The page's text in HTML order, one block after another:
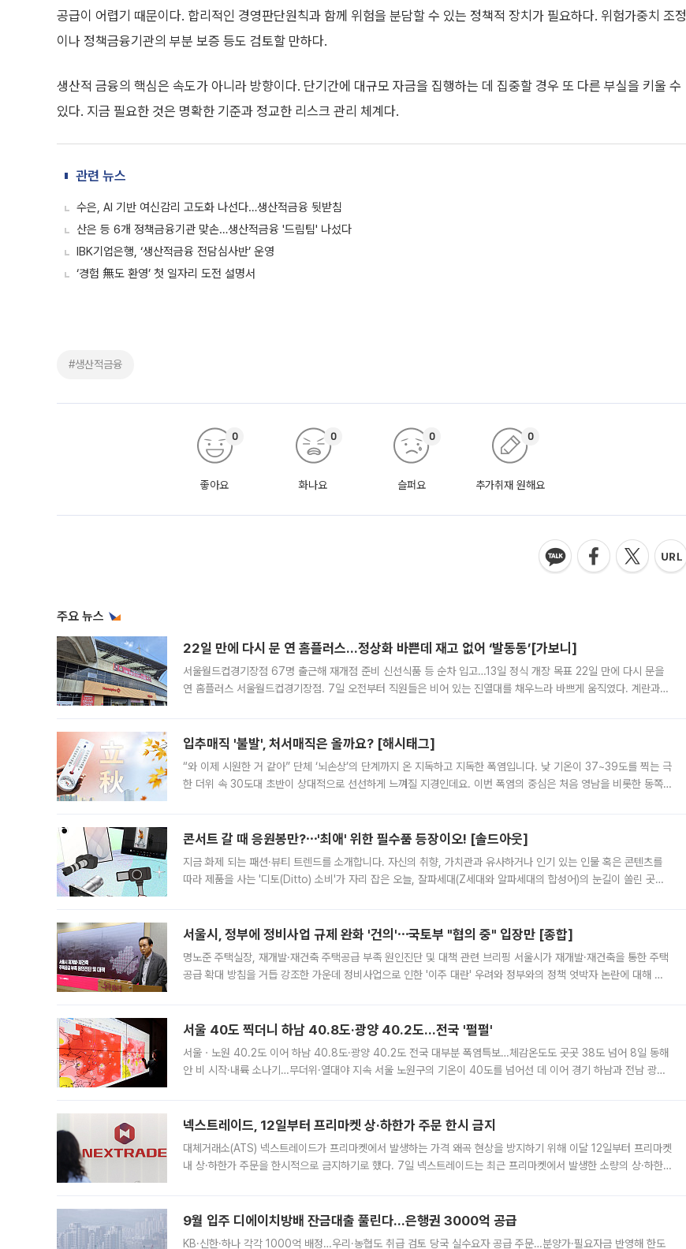
공급이 어렵기 때문이다. 합리적인 경영판단원칙과 함께 위험을 분담할 수 있는 정책적 장치가 필요하다. 위험가중치 조정
이나 정책금융기관의 부분 보증 등도 검토할 만하다.
생산적 금융의 핵심은 속도가 아니라 방향이다. 단기간에 대규모 자금을 집행하는 데 집중할 경우 또 다른 부실을 키울 수
있다. 지금 필요한 것은 명확한 기준과 정교한 리스크 관리 체계다.
관련 뉴스
수은, AI 기반 여신감리 고도화 나선다…생산적금융 뒷받침
산은 등 6개 정책금융기관 맞손…생산적금융 '드림팀' 나섰다
IBK기업은행, ‘생산적금융 전담심사반’ 운영
‘경험 無도 환영’ 첫 일자리 도전 설명서
#생산적금융
좋아요
0
화나요
0
슬퍼요
0
추가취재 원해요
0
주요 뉴스
22일 만에 다시 문 연 홈플러스…정상화 바쁜데 재고 없어 ‘발동동’[가보니]
서울월드컵경기장점 67명 출근해 재개점 준비 신선식품 등 순차 입고…13일 정식 개장 목표 22일 만에 다시 문을
연 홈플러스 서울월드컵경기장점. 7일 오전부터 직원들은 비어 있는 진열대를 채우느라 바쁘게 움직였다. 계란과
입추매직 '불발', 처서매직은 올까요? [해시태그]
“와 이제 시원한 거 같아” 단체 ‘뇌손상’의 단계까지 온 지독하고 지독한 폭염입니다. 낮 기온이 37~39도를 찍는 극
한 더위 속 30도대 초반이 상대적으로 선선하게 느껴질 지경인데요. 이번 폭염의 중심은 처음 영남을 비롯한 동쪽
콘서트 갈 때 응원봉만?⋯'최애' 위한 필수품 등장이오! [솔드아웃]
지금 화제 되는 패션·뷰티 트렌드를 소개합니다. 자신의 취향, 가치관과 유사하거나 인기 있는 인물 혹은 콘텐츠를
따라 제품을 사는 '디토(Ditto) 소비'가 자리 잡은 오늘, 잘파세대(Z세대와 알파세대의 합성어)의 눈길이 쏠린 곳은
서울시, 정부에 정비사업 규제 완화 '건의'⋯국토부 "협의 중" 입장만 [종합]
명노준 주택실장, 재개발·재건축 주택공급 부족 원인진단 및 대책 관련 브리핑 서울시가 재개발·재건축을 통한 주택
공급 확대 방침을 거듭 강조한 가운데 정비사업으로 인한 '이주 대란' 우려와 정부와의 정책 엇박자 논란에 대해 정
서울 40도 찍더니 하남 40.8도·광양 40.2도…전국 '펄펄'
서울ㆍ노원 40.2도 이어 하남 40.8도·광양 40.2도 전국 대부분 폭염특보…체감온도도 곳곳 38도 넘어 8일 동해
안 비 시작·내륙 소나기…무더위·열대야 지속 서울 노원구의 기온이 40도를 넘어선 데 이어 경기 하남과 전남 광양
넥스트레이드, 12일부터 프리마켓 상·하한가 주문 한시 금지
대체거래소(ATS) 넥스트레이드가 프리마켓에서 발생하는 가격 왜곡 현상을 방지하기 위해 이달 12일부터 프리마켓
내 상·하한가 주문을 한시적으로 금지하기로 했다. 7일 넥스트레이드는 최근 프리마켓에서 발생한 소량의 상·하한
9월 입주 디에이치방배 잔금대출 풀린다…은행권 3000억 공급
KB·신한·하나 각각 1000억 배정…우리·농협도 취급 검토 당국 실수요자 공급 주문…분양가·필요자금 반영해 한도